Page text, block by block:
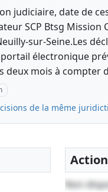
judiciaire, date de
SCP Btsg Mission
sur-Seine.Les
électronique
deux mois à compter
de la même
Non